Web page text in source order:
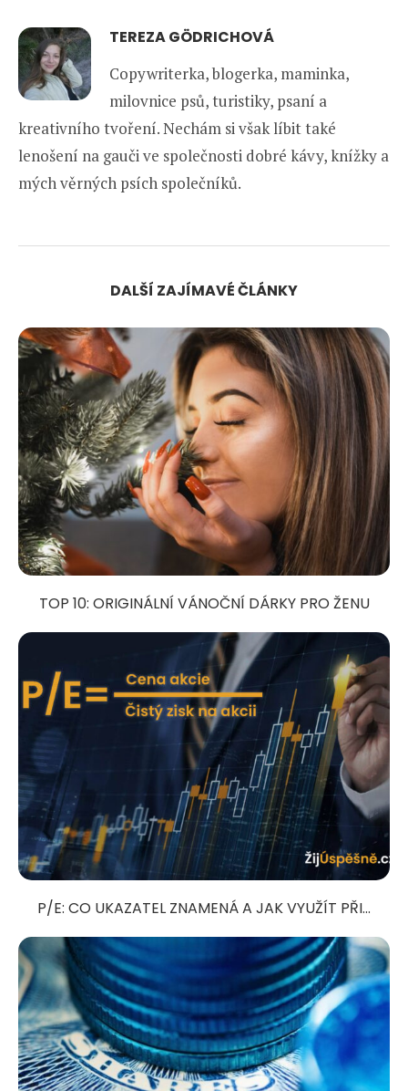
TEREZA GÖDRICHOVÁ
Copywriterka, blogerka, maminka,
milovnice psů, turistiky, psaní a
kreativního tvoření. Nechám si však líbit také
lenošení na gauči ve společnosti dobré kávy, knížky a
mých věrných psích společníků.
DALŠÍ ZAJÍMAVÉ ČLÁNKY
TOP 10: ORIGINÁLNÍ VÁNOČNÍ DÁRKY PRO ŽENU
P/E: CO UKAZATEL ZNAMENÁ A JAK VYUŽÍT PŘI...